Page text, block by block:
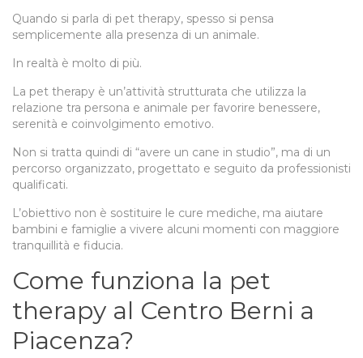
Quando si parla di pet therapy, spesso si pensa
semplicemente alla presenza di un animale.
In realtà è molto di più.
La pet therapy è un’attività strutturata che utilizza la
relazione tra persona e animale per favorire benessere,
serenità e coinvolgimento emotivo.
Non si tratta quindi di “avere un cane in studio”, ma di un
percorso organizzato, progettato e seguito da professionisti
qualificati.
L’obiettivo non è sostituire le cure mediche, ma aiutare
bambini e famiglie a vivere alcuni momenti con maggiore
tranquillità e fiducia.
Come funziona la pet
therapy al Centro Berni a
Piacenza?